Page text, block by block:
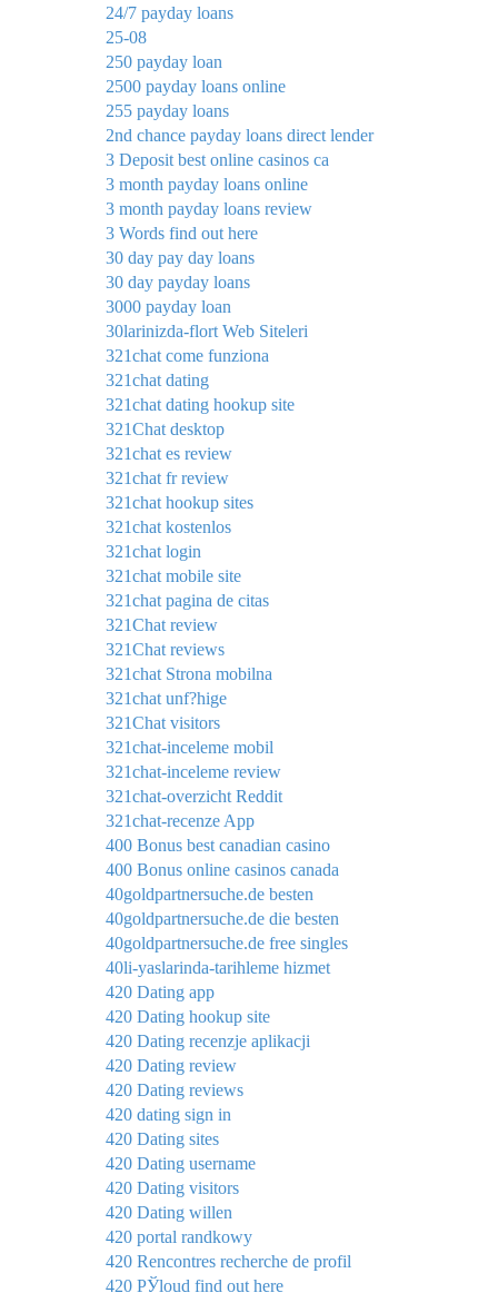
24/7 payday loans
25-08
250 payday loan
2500 payday loans online
255 payday loans
2nd chance payday loans direct lender
3 Deposit best online casinos ca
3 month payday loans online
3 month payday loans review
3 Words find out here
30 day pay day loans
30 day payday loans
3000 payday loan
30larinizda-flort Web Siteleri
321chat come funziona
321chat dating
321chat dating hookup site
321Chat desktop
321chat es review
321chat fr review
321chat hookup sites
321chat kostenlos
321chat login
321chat mobile site
321chat pagina de citas
321Chat review
321Chat reviews
321chat Strona mobilna
321chat unf?hige
321Chat visitors
321chat-inceleme mobil
321chat-inceleme review
321chat-overzicht Reddit
321chat-recenze App
400 Bonus best canadian casino
400 Bonus online casinos canada
40goldpartnersuche.de besten
40goldpartnersuche.de die besten
40goldpartnersuche.de free singles
40li-yaslarinda-tarihleme hizmet
420 Dating app
420 Dating hookup site
420 Dating recenzje aplikacji
420 Dating review
420 Dating reviews
420 dating sign in
420 Dating sites
420 Dating username
420 Dating visitors
420 Dating willen
420 portal randkowy
420 Rencontres recherche de profil
420 РЎloud find out here